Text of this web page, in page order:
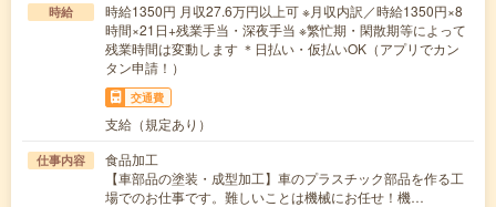
時給
時給1350円 月収27.6万円以上可 ※月収内訳／時給1350円×8
時間×21日+残業手当・深夜手当 ※繁忙期・閑散期等によって
残業時間は変動します ＊日払い・仮払いOK（アプリでカン
タン申請！）
交通費
支給（規定あり）
仕事内容
食品加工
【車部品の塗装・成型加工】車のプラスチック部品を作る工
場でのお仕事です。難しいことは機械にお任せ！機…